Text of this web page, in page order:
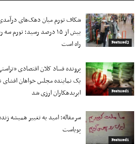
Featured2
شکاف تورم میان دهک‌های
بیش از ۱۵ درصد رسید؛ تورم
راه است
Featured1
پرونده فساد کلان اقتصادی
یک نماینده مجلس خواهان افشای
ابربدهکاران ارزی شد
Featured1
سرمقاله؛ امید به تغییر همیشه
پویاست